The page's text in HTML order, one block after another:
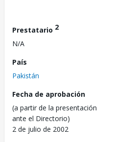
Prestatario 2
N/A
País
Pakistán
Fecha de aprobación
(a partir de la presentación
ante el Directorio)
2 de julio de 2002